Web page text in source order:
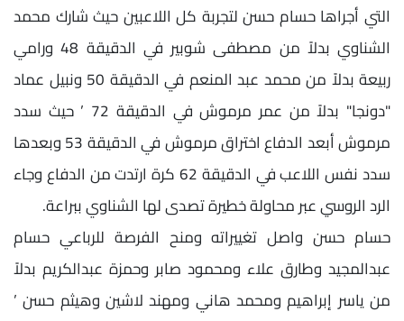
التي أجراها حسام حسن لتجربة كل اللاعبين حيث شارك محمد
الشناوي بدلاً من مصطفى شوبير في الدقيقة 48 ورامي
ربيعة بدلاً من محمد عبد المنعم في الدقيقة 50 ونبيل عماد
"دونجا" بدلاً من عمر مرموش في الدقيقة 72 ’ حيث سدد
مرموش أبعد الدفاع اختراق مرموش في الدقيقة 53 وبعدها
سدد نفس اللاعب في الدقيقة 62 كرة ارتدت من الدفاع وجاء
الرد الروسي عبر محاولة خطيرة تصدى لها الشناوي ببراعة.
حسام حسن واصل تغييراته ومنح الفرصة للرباعي حسام
عبدالمجيد وطارق علاء ومحمود صابر وحمزة عبدالكريم بدلاً
من ياسر إبراهيم ومحمد هاني ومهند لاشين وهيثم حسن ’